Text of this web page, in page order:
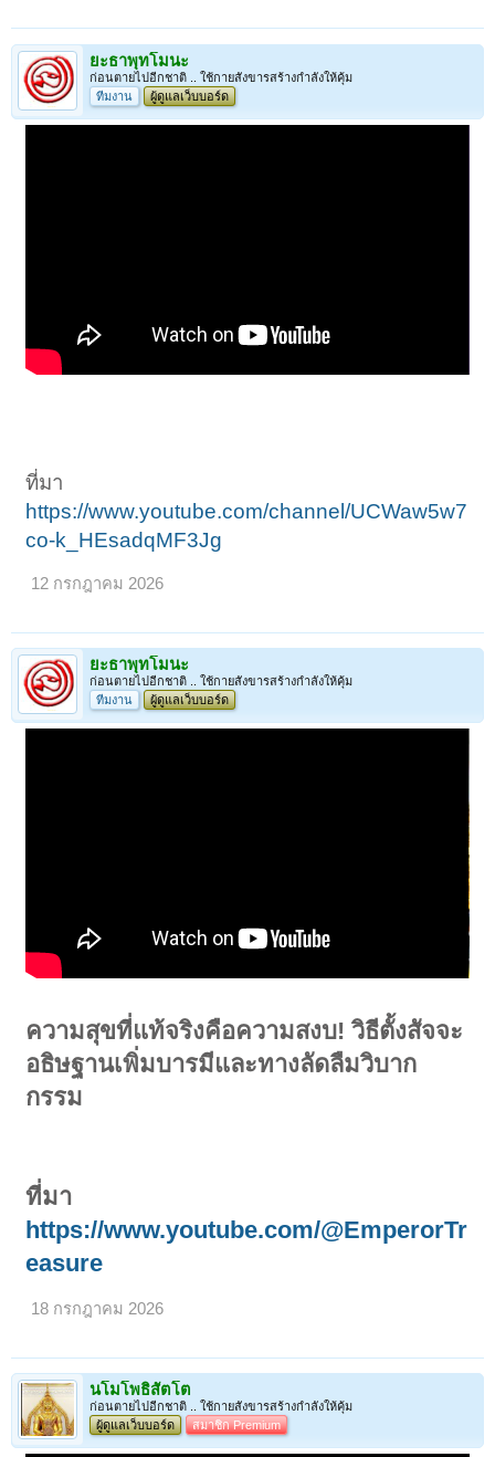
ยะธาพุทโมนะ
ก่อนตายไปอีกชาติ .. ใช้กายสังขารสร้างกำลังให้คุ้ม
ทีมงาน
ผู้ดูแลเว็บบอร์ด
ที่มา
https://www.youtube.com/channel/UCWaw5w7
co-k_HEsadqMF3Jg
12 กรกฎาคม 2026
ยะธาพุทโมนะ
ก่อนตายไปอีกชาติ .. ใช้กายสังขารสร้างกำลังให้คุ้ม
ทีมงาน
ผู้ดูแลเว็บบอร์ด
ความสุขที่แท้จริงคือความสงบ! วิธีตั้งสัจจะ
อธิษฐานเพิ่มบารมีและทางลัดลืมวิบาก
กรรม
ที่มา
https://www.youtube.com/@EmperorTr
easure
18 กรกฎาคม 2026
นโมโพธิสัตโต
ก่อนตายไปอีกชาติ .. ใช้กายสังขารสร้างกำลังให้คุ้ม
ผู้ดูแลเว็บบอร์ด
สมาชิก Premium